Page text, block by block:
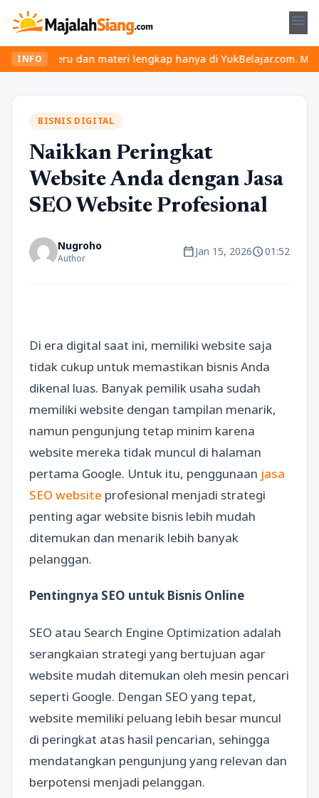
menu
INFOdan materi lengkap hanya di YukBelajar.com. Mulai
BISNIS DIGITAL
Naikkan Peringkat
Website Anda dengan Jasa
SEO Website Profesional
Nugroho
Author calendar_todayJan 15, 2026schedule01:52
Di era digital saat ini, memiliki website saja
tidak cukup untuk memastikan bisnis Anda
dikenal luas. Banyak pemilik usaha sudah
memiliki website dengan tampilan menarik,
namun pengunjung tetap minim karena
website mereka tidak muncul di halaman
pertama Google. Untuk itu, penggunaan jasa
SEO website profesional menjadi strategi
penting agar website bisnis lebih mudah
ditemukan dan menarik lebih banyak
pelanggan.
Pentingnya SEO untuk Bisnis Online
SEO atau Search Engine Optimization adalah
serangkaian strategi yang bertujuan agar
website mudah ditemukan oleh mesin pencari
seperti Google. Dengan SEO yang tepat,
website memiliki peluang lebih besar muncul
di peringkat atas hasil pencarian, sehingga
mendatangkan pengunjung yang relevan dan
berpotensi menjadi pelanggan.